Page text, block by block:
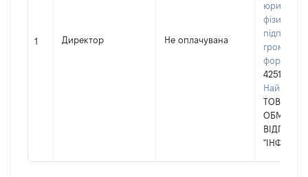
1 Директор Не оплачувана
фізичних
42512049